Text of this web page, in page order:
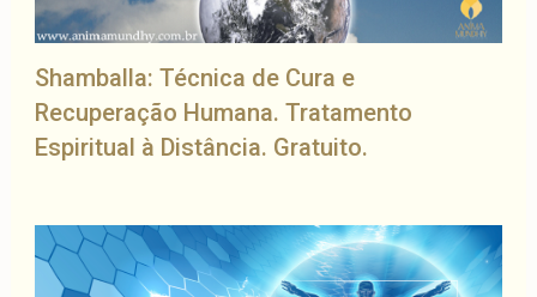
Shamballa: Técnica de Cura e
Recuperação Humana. Tratamento
Espiritual à Distância. Gratuito.